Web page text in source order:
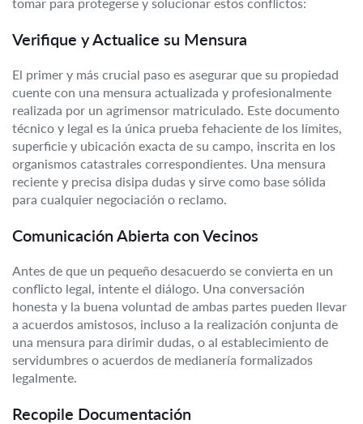
Verifique y Actualice su Mensura
El primer y más crucial paso es asegurar que su propiedad
cuente con una mensura actualizada y profesionalmente
realizada por un agrimensor matriculado. Este documento
técnico y legal es la única prueba fehaciente de los límites,
superficie y ubicación exacta de su campo, inscrita en los
organismos catastrales correspondientes. Una mensura
reciente y precisa disipa dudas y sirve como base sólida
para cualquier negociación o reclamo.
Comunicación Abierta con Vecinos
Antes de que un pequeño desacuerdo se convierta en un
conflicto legal, intente el diálogo. Una conversación
honesta y la buena voluntad de ambas partes pueden llevar
a acuerdos amistosos, incluso a la realización conjunta de
una mensura para dirimir dudas, o al establecimiento de
servidumbres o acuerdos de medianería formalizados
legalmente.
Recopile Documentación